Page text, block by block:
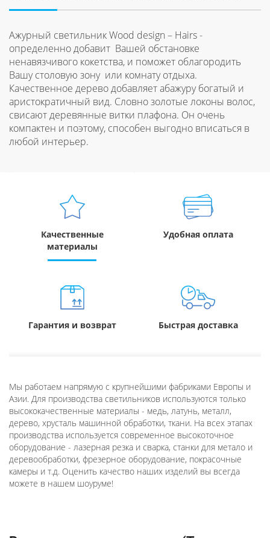
Ажурный светильник Wood design – Hairs -
определенно добавит Вашей обстановке
ненавязчивого кокетства, и поможет облагородить
Вашу столовую зону или комнату отдыха.
Качественное дерево добавляет абажуру богатый и
аристократичный вид. Словно золотые локоны волос,
свисают деревянные витки плафона. Он очень
компактен и поэтому, способен выгодно вписаться в
любой интерьер.
Качественные
материалы
Удобная оплата
Гарантия и возврат Быстрая доставка
Мы работаем напрямую с крупнейшими фабриками Европы и
Азии. Для производства светильников используются только
высококачественные материалы - медь, латунь, металл,
дерево, хрусталь машинной обработки, ткани. На всех этапах
производства используется современное высокоточное
оборудование - лазерная резка и сварка, станки для метало и
деревообработки, фрезерное оборудование, покрасочные
камеры и т.д. Оценить качество наших изделий вы всегда
можете в нашем шоуруме!